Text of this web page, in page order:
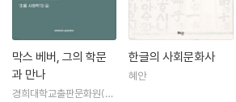
막스 베버, 그의 학문
과 만나
경희대학교출판문화원(경
한글의 사회문화사
혜안